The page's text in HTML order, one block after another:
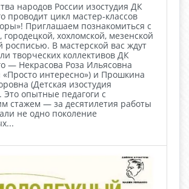
народов России изостудия ДК
проводит цикл мастер‑классов
Приглашаем познакомиться с
городецкой, хохломской, мезенской
росписью. В мастерской вас ждут
творческих коллективов ДК
— Некрасова Роза Ильясовна
«Просто интересно») и Прошкина
(Детская изостудия
Это опытные педагоги с
стажем — за десятилетия работы
не одно поколение